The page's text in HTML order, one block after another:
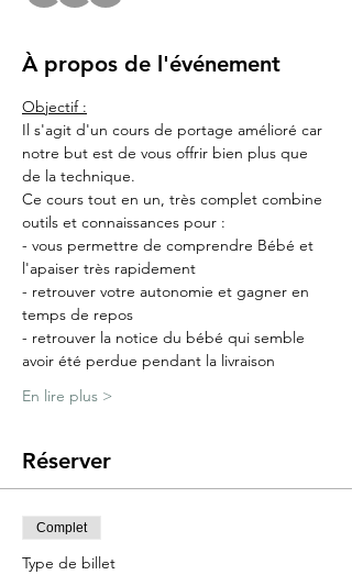
À propos de l'événement
Objectif :
Il s'agit d'un cours de portage amélioré car
notre but est de vous offrir bien plus que
de la technique.
Ce cours tout en un, très complet combine
outils et connaissances pour :
- vous permettre de comprendre Bébé et
l'apaiser très rapidement
- retrouver votre autonomie et gagner en
temps de repos
- retrouver la notice du bébé qui semble
avoir été perdue pendant la livraison
En lire plus >
Réserver
Complet
Type de billet